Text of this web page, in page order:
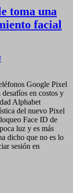
toma una
facial
Google Pixel
en costos y
Alphabet
del nuevo Pixel
Face ID de
luz y es más
dicho que no es lo
sesión en